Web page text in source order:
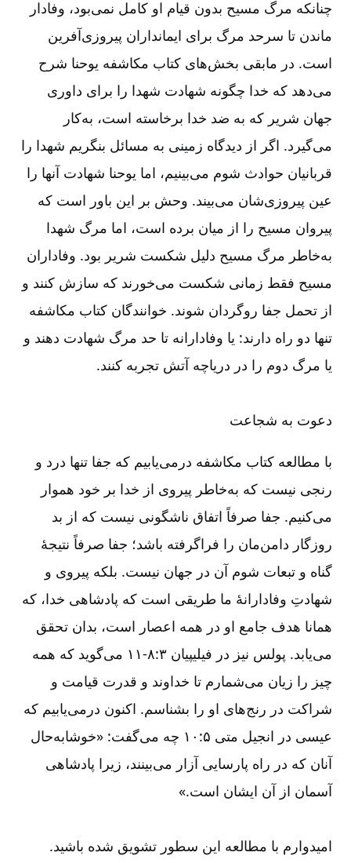
چنانکه مرگ مسیح بدون قیام او کامل نمی‌‌بود، وفادار
ماندن تا سرحد مرگ برای ایمانداران پیروزی‌‌آفرین
است. در مابقی بخش‌‌های کتاب مکاشفه یوحنا شرح
می‌‌دهد که خدا چگونه شهادت شهدا را برای داوری
جهان شریر که به ضد خدا برخاسته است، به‌‌کار
می‌‌گیرد. اگر از دیدگاه زمینی به مسائل بنگریم شهدا را
قربانیان حوادث شوم می‌‌بینیم، اما یوحنا شهادت آنها را
عین پیروزی‌‌شان می‌‌بیند. وحش بر این باور است که
پیروان مسیح را از میان برده است، اما مرگ شهدا
به‌‌خاطر مرگ مسیح دلیل شکست شریر بود. وفاداران
مسیح فقط زمانی شکست می‌‌خورند که سازش کنند و
از تحمل جفا روگردان شوند. خوانندگان کتاب مکاشفه
تنها دو راه دارند: یا وفادارانه تا حد مرگ شهادت دهند و
یا مرگ دوم را در دریاچه آتش تجربه کنند.
دعوت به شجاعت
با مطالعه کتاب مکاشفه درمی‌‌یابیم که جفا تنها درد و
رنجی نیست که به‌‌خاطر پیروی از خدا بر خود هموار
می‌‌کنیم. جفا صرفاً اتفاق ناشگونی نیست که از بد
روزگار دامن‌‌مان را فراگرفته باشد؛ جفا صرفاً نتیجۀ
گناه و تبعات شوم آن در جهان نیست. بلکه پیروی و
شهادتِ وفادارانۀ ما طریقی است که پادشاهی خدا، که
همانا هدف جامع او در همه اعصار است، بدان تحقق
می‌‌یابد. پولس نیز در فیلیپیان ۳:‏۸-‏‏‏‏‏‏۱۱ می‌‌گوید که همه
چیز را زیان می‌‌شمارم تا خداوند و قدرت قیامت و
شراکت در رنج‌‌های او را بشناسم. اکنون درمی‌‌یابیم که
عیسی در انجیل متی ۵:‏۱۰ چه می‌‌گفت: «خوشابه‌‌حال
آنان که در راه پارسایی آزار می‌‌بینند، زیرا پادشاهی
آسمان از آن ایشان ‌‌است.»
امیدوارم با مطالعه این سطور تشویق شده باشید.